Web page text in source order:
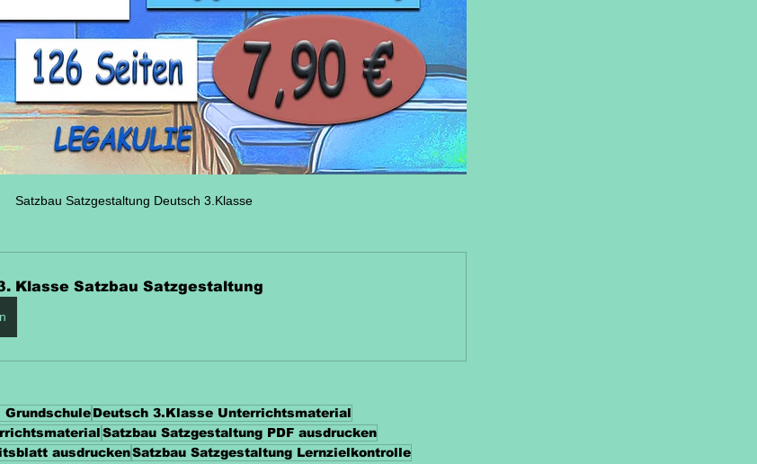
Satzbau Satzgestaltung Deutsch 3.Klasse
Klasse Satzbau Satzgestaltung
Deutsch 3.Klasse Unterrichtsmaterial
Satzbau Satzgestaltung PDF ausdrucken
ausdruckenSatzbau Satzgestaltung Lernzielkontrolle